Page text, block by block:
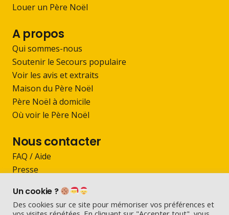
Louer un Père Noël
A propos
Qui sommes-nous
Soutenir le Secours populaire
Voir les avis et extraits
Maison du Père Noël
Père Noël à domicile
Où voir le Père Noël
Nous contacter
FAQ / Aide
Presse
Contact
Un cookie ?
Des cookies sur ce site pour mémoriser vos préférences et